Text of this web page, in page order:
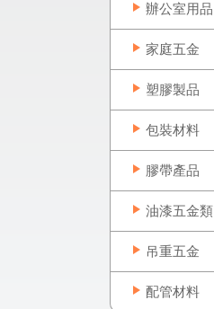
辦公室用品
家庭五金
塑膠製品
包裝材料
膠帶產品
油漆五金類
吊重五金
配管材料